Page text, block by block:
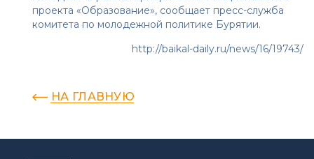
проекта «Образование», сообщает пресс-служба
комитета по молодежной политике Бурятии.
http://baikal-daily.ru/news/16/19743/
НА ГЛАВНУЮ